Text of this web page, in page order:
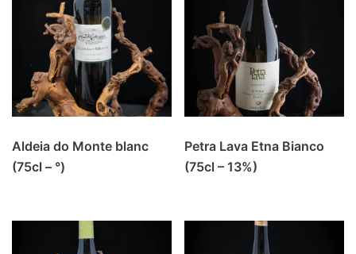
Aldeia do Monte blanc
(75cl – °)
Petra Lava Etna Bianco
(75cl – 13%)